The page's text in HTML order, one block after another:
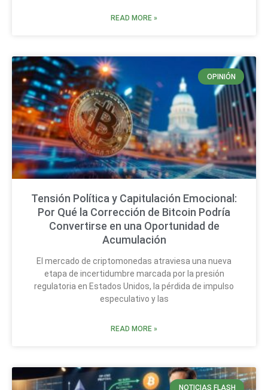
READ MORE »
OPINIÓN
Tensión Política y Capitulación Emocional:
Por Qué la Corrección de Bitcoin Podría
Convertirse en una Oportunidad de
Acumulación
El mercado de criptomonedas atraviesa una nueva
etapa de incertidumbre marcada por la presión
regulatoria en Estados Unidos, la pérdida de impulso
especulativo y las
READ MORE »
NOTICIAS FLASH